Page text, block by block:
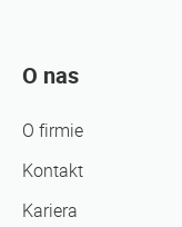
O nas
O firmie
Kontakt
Kariera